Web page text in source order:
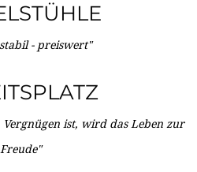
- preiswert"
ist, wird das Leben zur
Freude"